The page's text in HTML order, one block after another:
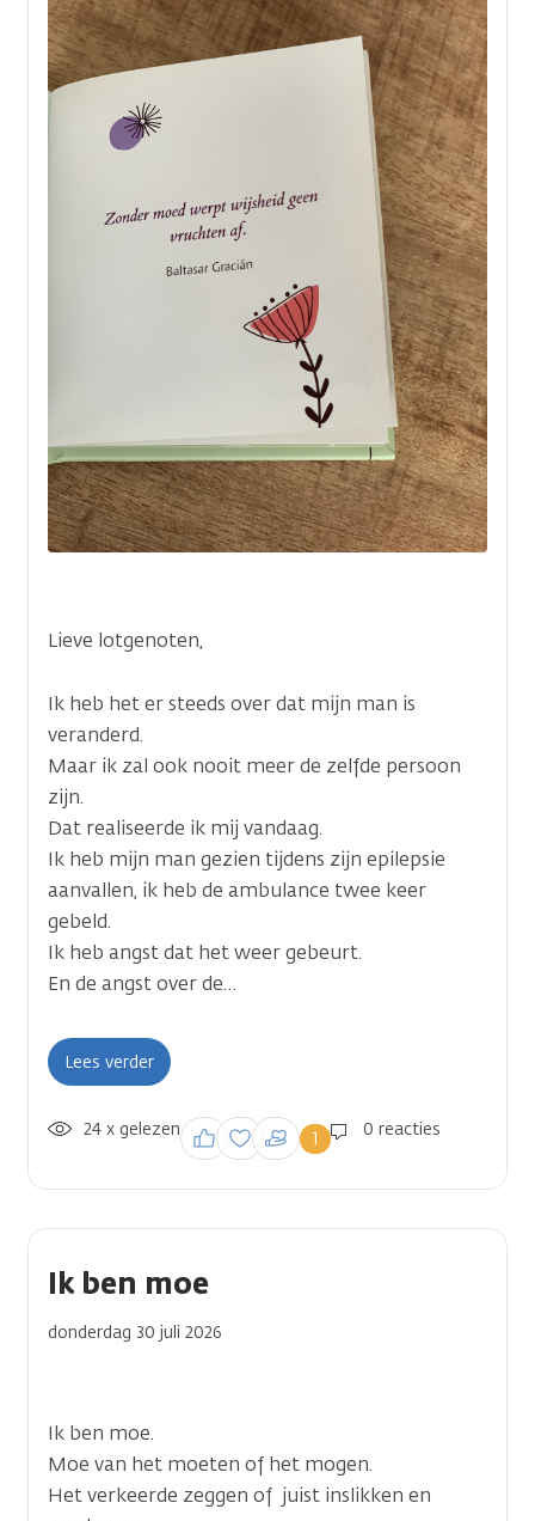
Lieve lotgenoten,
Ik heb het er steeds over dat mijn man is
veranderd.
Maar ik zal ook nooit meer de zelfde persoon
zijn.
Dat realiseerde ik mij vandaag.
Ik heb mijn man gezien tijdens zijn epilepsie
aanvallen, ik heb de ambulance twee keer
gebeld.
Ik heb angst dat het weer gebeurt.
En de angst over de…
Lees verder
0 reacties
1
Inloggen om een
reactie te plaatsen
24 x gelezen
Ik ben moe
donderdag 30 juli 2026
Ik ben moe.
Moe van het moeten of het mogen.
Het verkeerde zeggen of juist inslikken en